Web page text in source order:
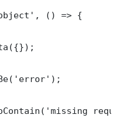
object', () => {